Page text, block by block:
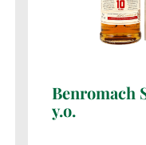
Benromach
y.o.